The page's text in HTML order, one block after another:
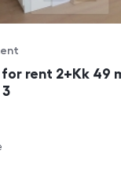
rent 2+Kk 49